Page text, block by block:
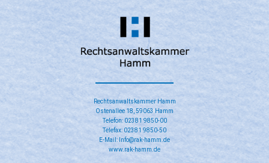
Rechtsanwaltskammer Hamm
Ostenallee 18, 59063 Hamm
Telefon: 02381 9850-00
Telefax: 02381 9850-50
E-Mail: Info@rak-hamm.de
www.rak-hamm.de